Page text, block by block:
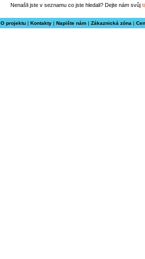
Nenašli jste v seznamu co jste hledali? Dejte nám svůj
O projektu| Kontakty| Napište nám| Zákaznická zóna |